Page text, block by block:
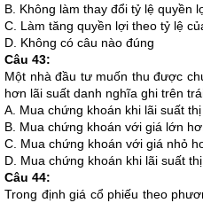
B. Không làm thay đổi tỷ lệ quyền
C. Làm tăng quyền lợi theo tỷ lệ
D. Không có câu nào đúng
Câu 43:
Một nhà đầu tư muốn thu được
hơn lãi suất danh nghĩa ghi trên
A. Mua chứng khoán khi lãi suất
B. Mua chứng khoán với giá lớn
C. Mua chứng khoán với giá nhỏ
D. Mua chứng khoán khi lãi suất
Câu 44:
Trong định giá cổ phiếu theo